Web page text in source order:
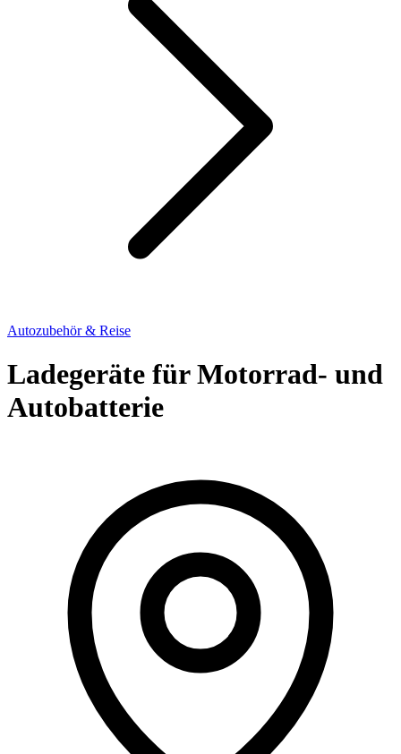
Autozubehör & Reise
Ladegeräte für Motorrad- und
Autobatterie